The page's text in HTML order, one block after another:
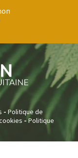
- Politique de
-Politique